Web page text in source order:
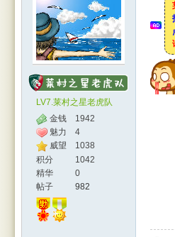
LV7.莱村之星老虎队
金钱
1942
魅力
4
威望
1038
积分
1042
精华
0
帖子
982